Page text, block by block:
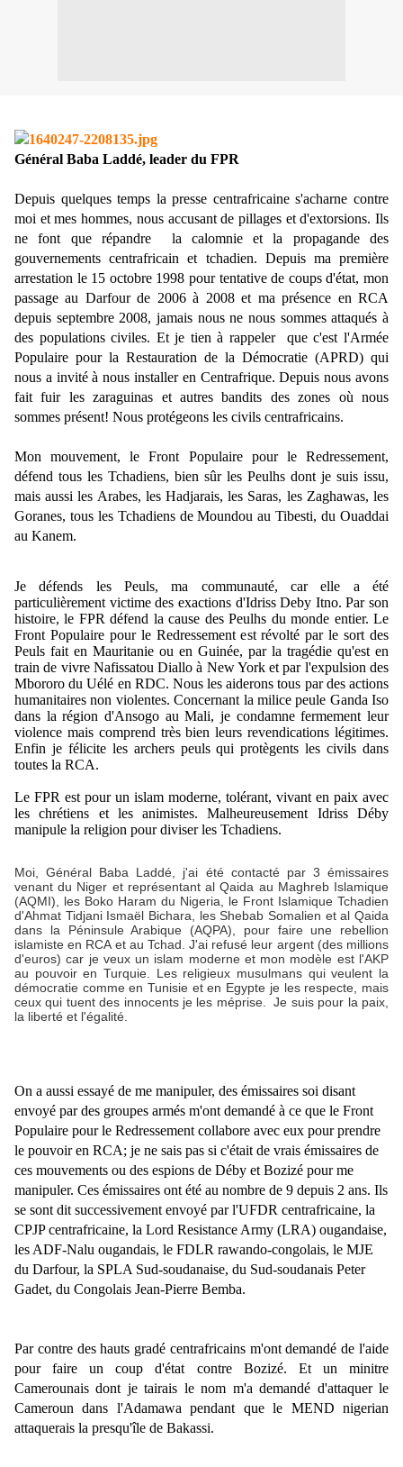
Général Baba Laddé, leader du FPR
Depuis quelques temps la presse centrafricaine s'acharne contre
moi et mes hommes, nous accusant de pillages et d'extorsions. Ils
ne font que répandre la calomnie et la propagande des
gouvernements centrafricain et tchadien. Depuis ma première
arrestation le 15 octobre 1998 pour tentative de coups d'état, mon
passage au Darfour de 2006 à 2008 et ma présence en RCA
depuis septembre 2008, jamais nous ne nous sommes attaqués à
des populations civiles. Et je tien à rappeler que c'est l'Armée
Populaire pour la Restauration de la Démocratie (APRD) qui
nous a invité à nous installer en Centrafrique. Depuis nous avons
fait fuir les zaraguinas et autres bandits des zones où nous
sommes présent! Nous protégeons les civils centrafricains.
Mon mouvement, le Front Populaire pour le Redressement,
défend tous les Tchadiens, bien sûr les Peulhs dont je suis issu,
mais aussi les Arabes, les Hadjarais, les Saras, les Zaghawas, les
Goranes, tous les Tchadiens de Moundou au Tibesti, du Ouaddai
au Kanem.
Je défends les Peuls, ma communauté, car elle a été
particulièrement victime des exactions d'Idriss Deby Itno. Par son
histoire, le FPR défend la cause des Peulhs du monde entier. Le
Front Populaire pour le Redressement est révolté par le sort des
Peuls fait en Mauritanie ou en Guinée, par la tragédie qu'est en
train de vivre Nafissatou Diallo à New York et par l'expulsion des
Mbororo du Uélé en RDC. Nous les aiderons tous par des actions
humanitaires non violentes. Concernant la milice peule Ganda Iso
dans la région d'Ansogo au Mali, je condamne fermement leur
violence mais comprend très bien leurs revendications légitimes.
Enfin je félicite les archers peuls qui protègents les civils dans
toutes la RCA.
Le FPR est pour un islam moderne, tolérant, vivant en paix avec
les chrétiens et les animistes. Malheureusement Idriss Déby
manipule la religion pour diviser les Tchadiens.
Moi, Général Baba Laddé, j'ai été contacté par 3 émissaires
venant du Niger et représentant al Qaida au Maghreb Islamique
(AQMI), les Boko Haram du Nigeria, le Front Islamique Tchadien
d'Ahmat Tidjani Ismaël Bichara, les Shebab Somalien et al Qaida
dans la Péninsule Arabique (AQPA), pour faire une rebellion
islamiste en RCA et au Tchad. J'ai refusé leur argent (des millions
d'euros) car je veux un islam moderne et mon modèle est l'AKP
au pouvoir en Turquie. Les religieux musulmans qui veulent la
démocratie comme en Tunisie et en Egypte je les respecte, mais
ceux qui tuent des innocents je les méprise. Je suis pour la paix,
la liberté et l'égalité.
On a aussi essayé de me manipuler, des émissaires soi disant
envoyé par des groupes armés m'ont demandé à ce que le Front
Populaire pour le Redressement collabore avec eux pour prendre
le pouvoir en RCA; je ne sais pas si c'était de vrais émissaires de
ces mouvements ou des espions de Déby et Bozizé pour me
manipuler. Ces émissaires ont été au nombre de 9 depuis 2 ans. Ils
se sont dit successivement envoyé par l'UFDR centrafricaine, la
CPJP centrafricaine, la Lord Resistance Army (LRA) ougandaise,
les ADF-Nalu ougandais, le FDLR rawando-congolais, le MJE
du Darfour, la SPLA Sud-soudanaise, du Sud-soudanais Peter
Gadet, du Congolais Jean-Pierre Bemba.
Par contre des hauts gradé centrafricains m'ont demandé de l'aide
pour faire un coup d'état contre Bozizé. Et un minitre
Camerounais dont je tairais le nom m'a demandé d'attaquer le
Cameroun dans l'Adamawa pendant que le MEND nigerian
attaquerais la presqu'île de Bakassi.